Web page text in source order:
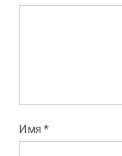
Имя *